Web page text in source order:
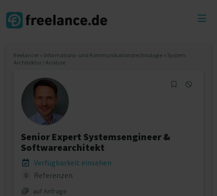
freelancer » Informations- und Kommunikationstechnologie » System
Architektur / Analyse
Senior Expert Systemsengineer &
Softwarearchitekt
Verfügbarkeit einsehen
0 Referenzen
auf Anfrage